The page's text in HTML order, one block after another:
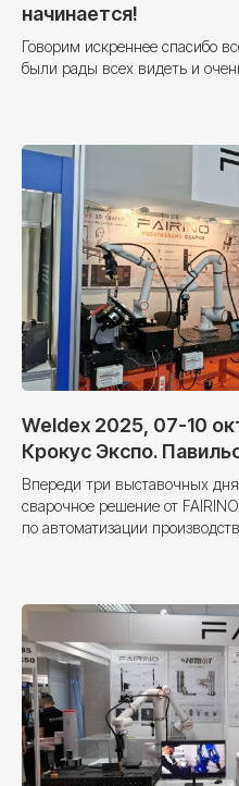
начинается!
Говорим искреннее спасибо
были рады всех видеть и
Weldex 2025, 07-10
Крокус Экспо.
Впереди три выставочных
сварочное решение от
по автоматизации